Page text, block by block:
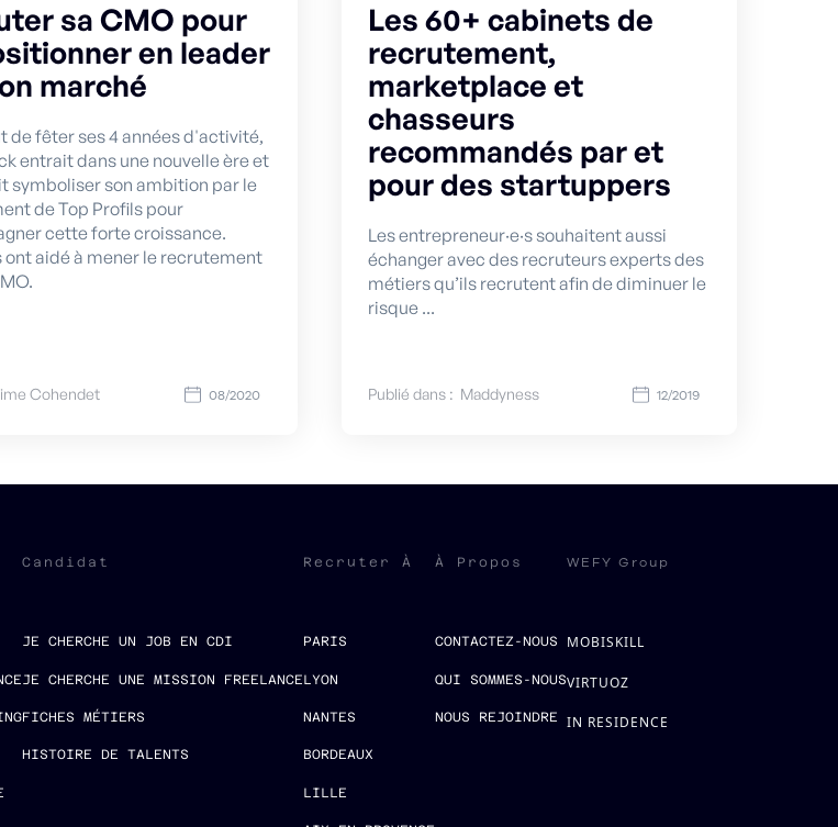
sa CMO pour
en leader
marché
de fêter ses 4 années d'activité,
entrait dans une nouvelle ère et
symboliser son ambition par le
de Top Profils pour
cette forte croissance.
ont aidé à mener le recrutement
Cohendet 08/2020
Les 60+ cabinets de
recrutement,
marketplace et
chasseurs
recommandés par et
pour des startuppers
Les entrepreneur·e·s souhaitent aussi
échanger avec des recruteurs experts des
métiers qu’ils recrutent afin de diminuer le
risque ...
Publié dans : Maddyness 12/2019
Candidat
JE CHERCHE UN JOB EN CDI
JE CHERCHE UNE MISSION FREELANCE
FICHES MÉTIERS
HISTOIRE DE TALENTS
Recruter À
PARIS
LYON
NANTES
BORDEAUX
LILLE
À Propos
CONTACTEZ-NOUS
QUI SOMMES-NOUS
NOUS REJOINDRE
WEFY Group
MOBISKILL
VIRTUOZ
IN RESIDENCE